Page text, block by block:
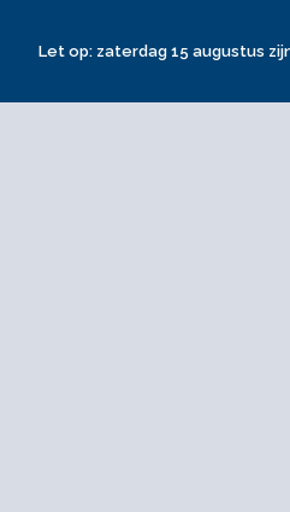
Let op: zaterdag 15 augustus